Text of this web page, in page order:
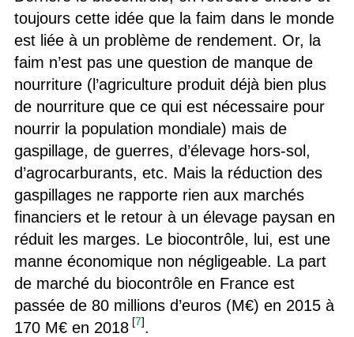
toujours cette idée que la faim dans le monde
est liée à un problème de rendement. Or, la
faim n’est pas une question de manque de
nourriture (l’agriculture produit déjà bien plus
de nourriture que ce qui est nécessaire pour
nourrir la population mondiale) mais de
gaspillage, de guerres, d’élevage hors-sol,
d’agrocarburants, etc. Mais la réduction des
gaspillages ne rapporte rien aux marchés
financiers et le retour à un élevage paysan en
réduit les marges. Le biocontrôle, lui, est une
manne économique non négligeable. La part
de marché du biocontrôle en France est
passée de 80 millions d’euros (M€) en 2015 à
170 M€ en 2018 [7].